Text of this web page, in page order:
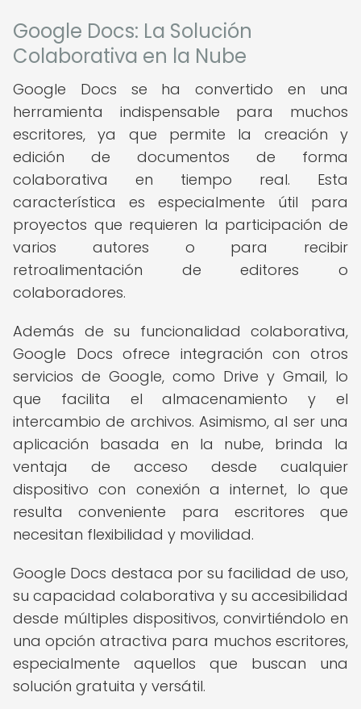
Google Docs: La Solución
Colaborativa en la Nube
Google Docs se ha convertido en una
herramienta indispensable para muchos
escritores, ya que permite la creación y
edición de documentos de forma
colaborativa en tiempo real. Esta
característica es especialmente útil para
proyectos que requieren la participación de
varios autores o para recibir
retroalimentación de editores o
colaboradores.
Además de su funcionalidad colaborativa,
Google Docs ofrece integración con otros
servicios de Google, como Drive y Gmail, lo
que facilita el almacenamiento y el
intercambio de archivos. Asimismo, al ser una
aplicación basada en la nube, brinda la
ventaja de acceso desde cualquier
dispositivo con conexión a internet, lo que
resulta conveniente para escritores que
necesitan flexibilidad y movilidad.
Google Docs destaca por su facilidad de uso,
su capacidad colaborativa y su accesibilidad
desde múltiples dispositivos, convirtiéndolo en
una opción atractiva para muchos escritores,
especialmente aquellos que buscan una
solución gratuita y versátil.